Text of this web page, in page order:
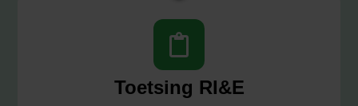
Toetsing RI&E